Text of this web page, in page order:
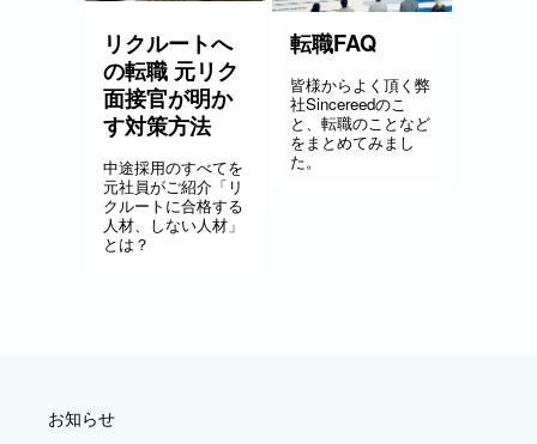
リクルートへ
の転職 元リク
面接官が明か
す対策方法
中途採用のすべてを
元社員がご紹介「リ
クルートに合格する
人材、しない人材」
とは？
転職FAQ
皆様からよく頂く弊
社Sincereedのこ
と、転職のことなど
をまとめてみまし
た。
お知らせ